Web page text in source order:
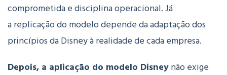
comprometidaedisciplinaoperacional. Já
areplicaçãodomodelodependedaadaptaçãodos
princípiosdaDisneyàrealidadedecadaempresa.
Depois, a aplicação do modelo Disneynãoexige